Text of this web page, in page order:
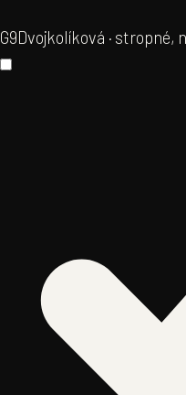
G9Dvojkolíková · stropné,